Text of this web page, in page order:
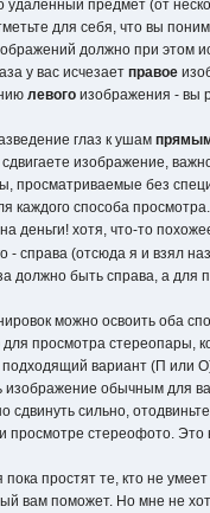
удаленный предмет (от
для себя, что вы
должно при этом
у вас исчезает правое
левогоизображения - вы
глаз к ушам
изображение,
просматриваемые без
каждого способа
деньги! хотя, что-то
- справа (отсюда я и взял
должно быть справа, а для
можно освоить оба
просмотра стереопары,
подходящий вариант (П или
изображение обычным для
сдвинуть сильно,
просмотре стереофото. Это
пока простят те, кто не
вам поможет. Но мне не